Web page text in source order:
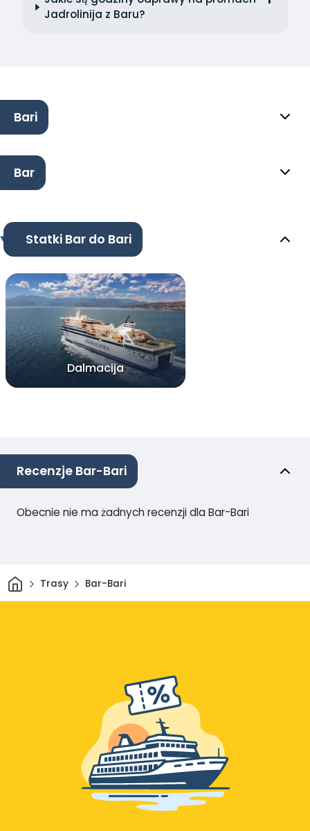
Jadrolinija z Baru?
Bari
Bar
Statki Bar do Bari
Dalmacija
Recenzje Bar-Bari
Obecnie nie ma żadnych recenzji dla Bar-Bari
DomTrasy Bar-Bari